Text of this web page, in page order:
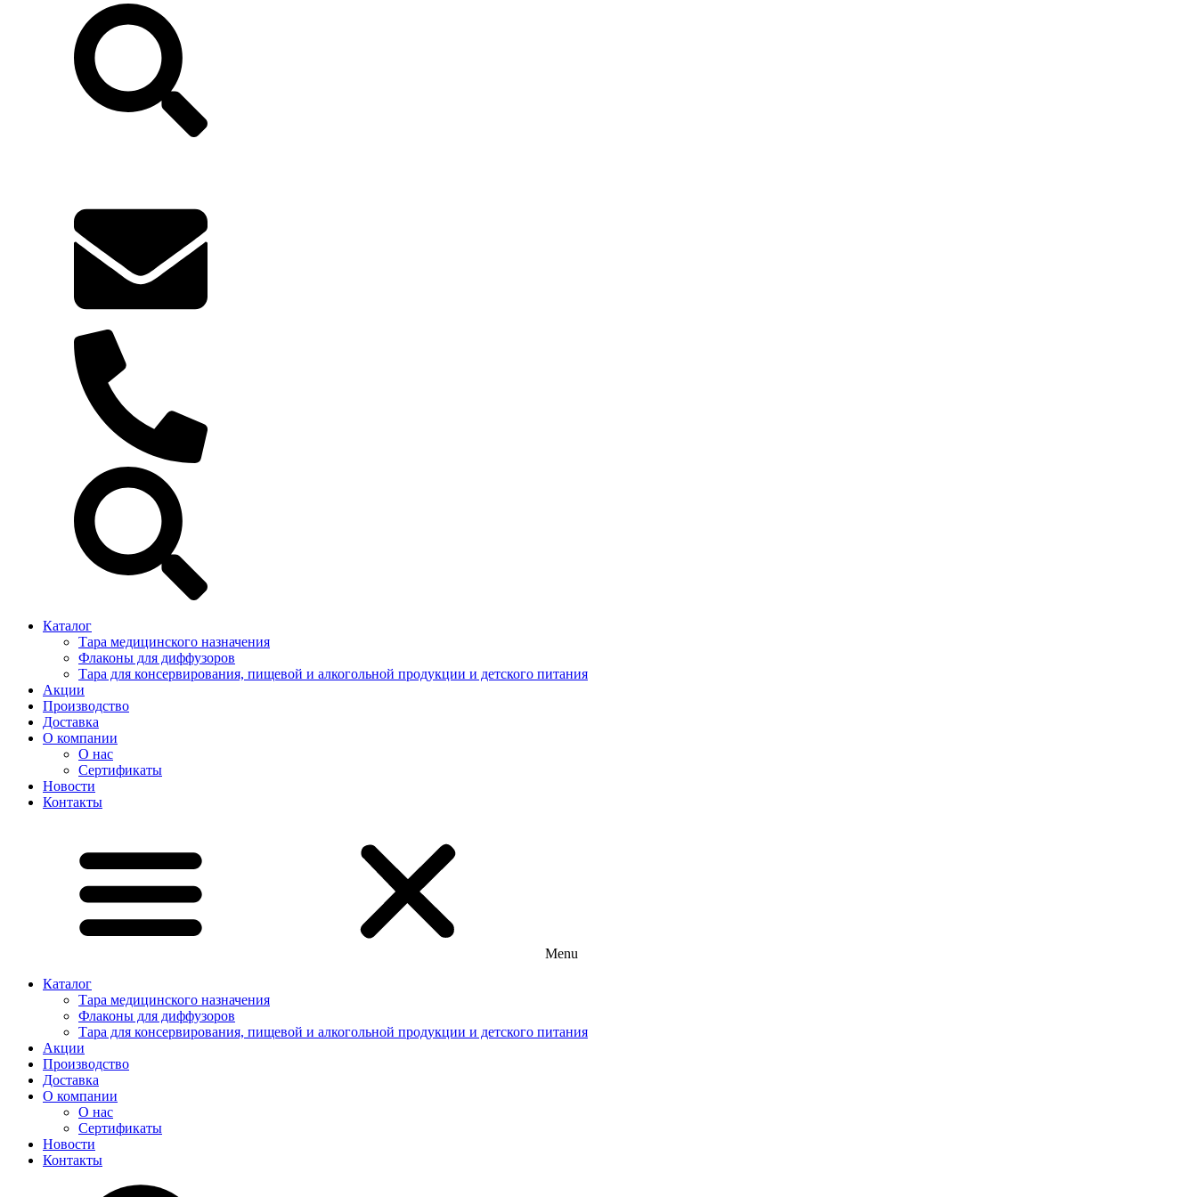
Каталог
Тара медицинского назначения
Флаконы для диффузоров
Тара для консервирования, пищевой и алкогольной продукции и детского питания
Акции
Производство
Доставка
О компании
О нас
Сертификаты
Новости
Контакты
Menu
Каталог
Тара медицинского назначения
Флаконы для диффузоров
Тара для консервирования, пищевой и алкогольной продукции и детского питания
Акции
Производство
Доставка
О компании
О нас
Сертификаты
Новости
Контакты